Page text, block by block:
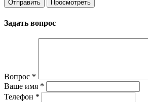
Задать вопрос
Вопрос *
Ваше имя *
Телефон *